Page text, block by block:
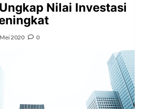
Nilai Investasi
2020 0